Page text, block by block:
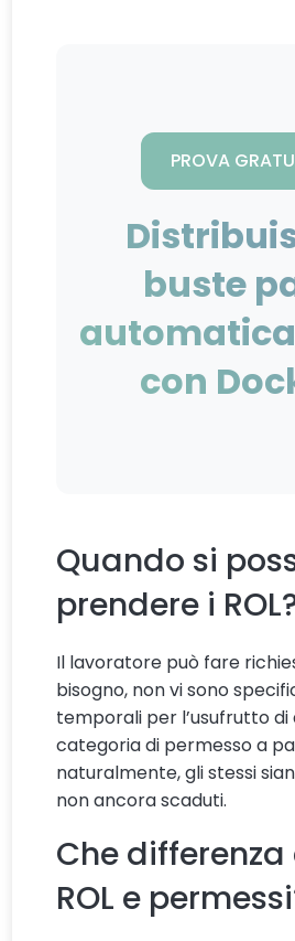
PROVA
buste
con
Quando si
prendere i
Il lavoratore può fare
bisogno, non vi sono
temporali per l’usufrutto di
categoria di permesso a
naturalmente, gli stessi
non ancora scaduti.
Che differenza
ROL e